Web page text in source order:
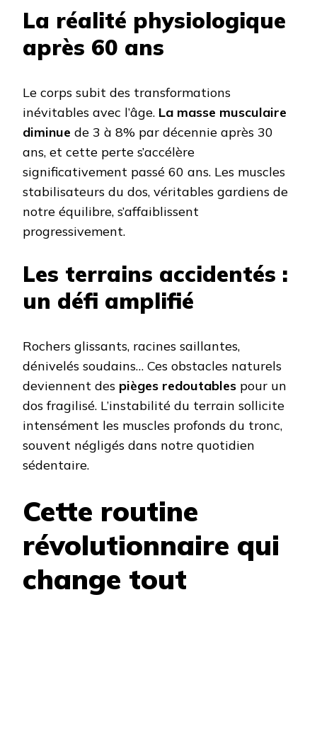
La réalité physiologique
après 60 ans
Le corps subit des transformations
inévitables avec l’âge. La masse musculaire
diminue de 3 à 8% par décennie après 30
ans, et cette perte s’accélère
significativement passé 60 ans. Les muscles
stabilisateurs du dos, véritables gardiens de
notre équilibre, s’affaiblissent
progressivement.
Les terrains accidentés :
un défi amplifié
Rochers glissants, racines saillantes,
dénivelés soudains… Ces obstacles naturels
deviennent des pièges redoutables pour un
dos fragilisé. L’instabilité du terrain sollicite
intensément les muscles profonds du tronc,
souvent négligés dans notre quotidien
sédentaire.
Cette routine
révolutionnaire qui
change tout